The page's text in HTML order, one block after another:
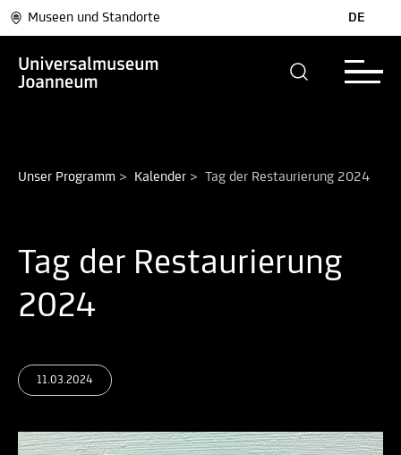
Museen und Standorte DE
Unser Programm > Kalender > Tag der Restaurierung 2024
Tag der Restaurierung
2024
11.03.2024